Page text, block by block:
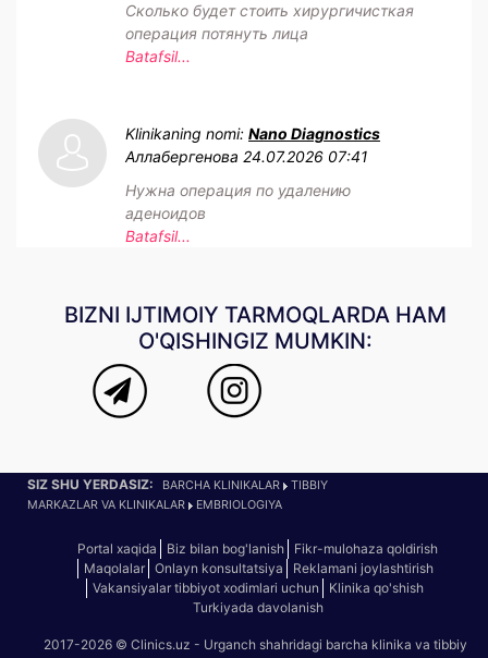
Сколько будет стоить хирургичисткая
операция потянуть лица
Batafsil...
Klinikaning nomi: Nano Diagnostics
Аллабергенова 24.07.2026 07:41
Нужна операция по удалению
аденоидов
Batafsil...
BIZNI IJTIMOIY TARMOQLARDA HAM
O'QISHINGIZ MUMKIN:
SIZ SHU YERDASIZ: BARCHA KLINIKALAR
TIBBIY
MARKAZLAR VA KLINIKALAR
EMBRIOLOGIYA
Portal xaqida Biz bilan bog'lanish
Fikr-mulohaza qoldirish
Maqolalar
Onlayn konsultatsiya
Reklamani joylashtirish
Vakansiyalar tibbiyot xodimlari uchun
Klinika qo'shish
Turkiyada davolanish
2017-2026 © Clinics.uz - Urganch shahridagi barcha klinika va tibbiy